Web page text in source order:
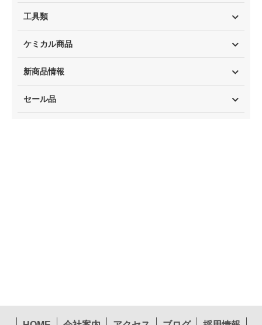
工具類
ケミカル商品
新商品情報
セール品